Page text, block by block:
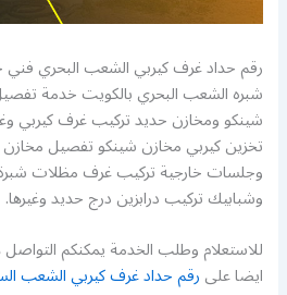
رقم حداد غرف كيربي الشعب البحري
شبره الشعب البحري بالكويت خدمة
شينكو ومخازن حديد تركيب غرف كيربي
تخزين كيربي مخازن شينكو تفصيل
وجلسات خارجية تركيب غرف مظلات
وشبابيك تركيب درابزين درج حديد وغيرها.
للاستعلام وطلب الخدمة يمكنكم التواصل
ايضا علىرقم حداد غرف كيربي الشعب